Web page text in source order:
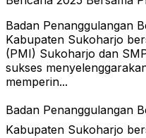
Badan Penanggulangan
Kabupaten Sukoharjo
(PMI) Sukoharjo dan
sukses
memperin...
Badan Penanggulangan
Kabupaten Sukoharjo